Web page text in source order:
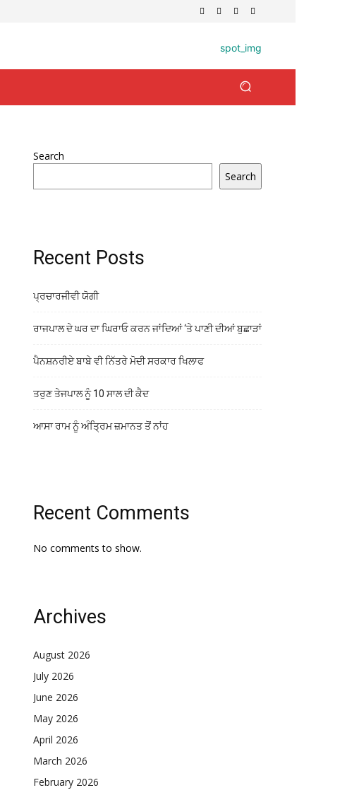
Search
Search
Recent Posts
ਪ੍ਰਚਾਰਜੀਵੀ ਯੋਗੀ
ਰਾਜਪਾਲ ਦੇ ਘਰ ਦਾ ਘਿਰਾਓ ਕਰਨ ਜਾਂਦਿਆਂ ‘ਤੇ ਪਾਣੀ ਦੀਆਂ ਬੁਛਾੜਾਂ
ਪੈਨਸ਼ਨਰੀਏ ਬਾਬੇ ਵੀ ਨਿੱਤਰੇ ਮੋਦੀ ਸਰਕਾਰ ਖਿਲਾਫ
ਤਰੁਣ ਤੇਜਪਾਲ ਨੂੰ 10 ਸਾਲ ਦੀ ਕੈਦ
ਆਸਾ ਰਾਮ ਨੂੰ ਅੰਤ੍ਰਿਮ ਜ਼ਮਾਨਤ ਤੋਂ ਨਾਂਹ
Recent Comments
No comments to show.
Archives
August 2026
July 2026
June 2026
May 2026
April 2026
March 2026
February 2026